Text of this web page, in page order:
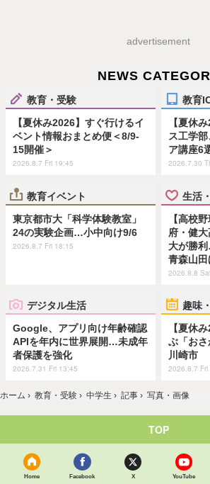
advertisement
NEWS
教育・受験
【夏休み2026】すぐ行けるイ
ベント情報おまとめ便＜8/9-
15開催＞
2026.8.7 Fri 19:45
教育
【夏休
ス工学
ア講座6
2026.7.30
教育イベント
東京都市大「科学体験教室」
24の実験企画…小中向け9/6
2026.8.7 Fri 18:15
生活
【高校
府・健
大が勝
青森山
2026.8.8
デジタル生活
Google、アプリ向け年齢確認
APIを年内に世界展開…未成年
者保護を強化
2026.7.31 Fri 13:45
趣味
【夏休
ぶ「お
川崎市
2026.8.7 Fri
ホーム › 教育・受験 › 中学生 › 記事 › 写真・画像
TOP
Home Facebook X YouTube